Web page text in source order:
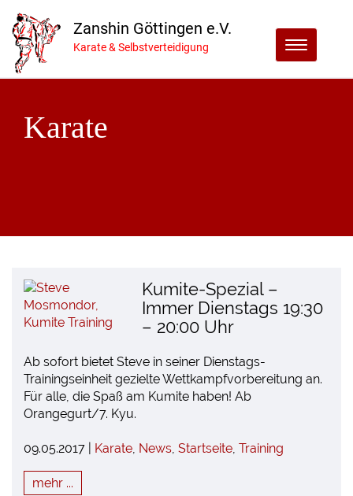
Menu
Zanshin Göttingen e.V.
Karate & Selbstverteidigung
Karate
Kumite-Spezial –
Immer Dienstags 19:30
– 20:00 Uhr
Ab sofort bietet Steve in seiner Dienstags-
Trainingseinheit gezielte Wettkampfvorbereitung an.
Für alle, die Spaß am Kumite haben! Ab
Orangegurt/7. Kyu.
09.05.2017 | Karate, News, Startseite, Training
mehr ...